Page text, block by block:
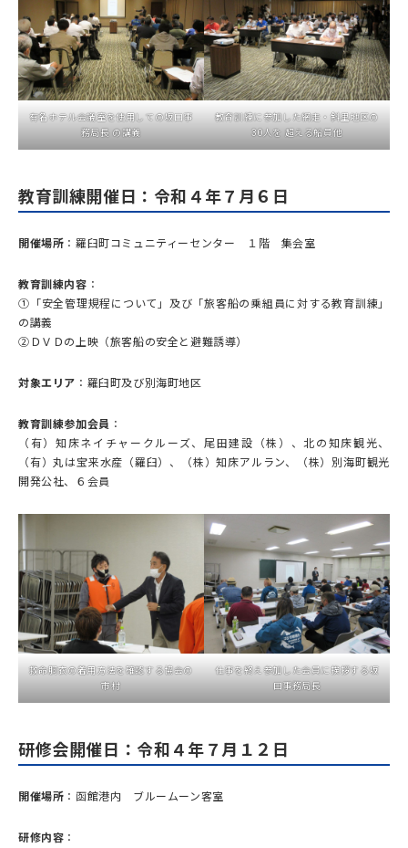
有名ホテル会議室を使用しての坂口事
務局長 の講義
教育訓練に参加した網走・斜里地区の
30人を 超える船員他
教育訓練開催日：令和４年７月６日
開催場所 ：羅臼町コミュニティーセンター １階 集会室
教育訓練内容 ：
①「安全管理規程について」及び「旅客船の乗組員に対する教育訓練」
の講義
②ＤＶＤの上映（旅客船の安全と避難誘導）
対象エリア ：羅臼町及び別海町地区
教育訓練参加会員 ：
（有）知床ネイチャークルーズ、尾田建設（株）、北の知床観光、
（有）丸は宝来水産（羅臼）、（株）知床アルラン、（株）別海町観光
開発公社、６会員
救命胴衣の着用方法を確認する協会の
市村
仕事を終え参加した会員に挨拶する坂
口事務局長
研修会開催日：令和４年７月１２日
開催場所 ：函館港内 ブルームーン客室
研修内容 ：